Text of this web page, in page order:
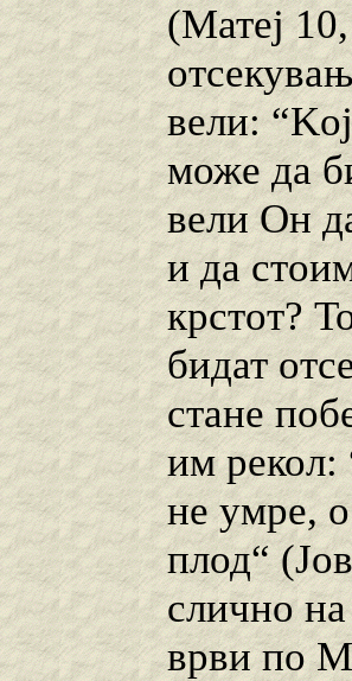
(Матеј
вели:
може да
вели Он
и да
крстот?
бидат
стане
им рекол:
не умре,
плод“
слично
врви по